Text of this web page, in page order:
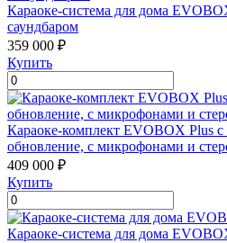
Караоке-система для дома
саундбаром
359 000 ₽
Купить
Караоке-комплект EVOBOX Plus
обновление, с микрофонами и
409 000 ₽
Купить
Караоке-система для дома